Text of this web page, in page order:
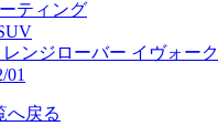
レンジローバー イヴォーク
01
へ戻る